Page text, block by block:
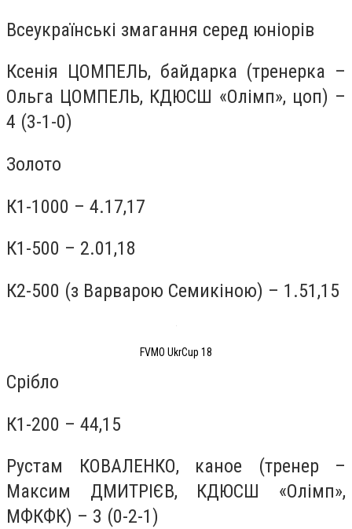
Всеукраїнські змагання серед юніорів
Ксенія ЦОМПЕЛЬ, байдарка (тренерка –
Ольга ЦОМПЕЛЬ, КДЮСШ «Олімп», цоп) –
4 (3-1-0)
Золото
К1-1000 – 4.17,17
К1-500 – 2.01,18
К2-500 (з Варварою Семикіною) – 1.51,15
FVMO UkrCup 18
Срібло
К1-200 – 44,15
Рустам КОВАЛЕНКО, каное (тренер –
Максим ДМИТРІЄВ, КДЮСШ «Олімп»,
МФКФК) – 3 (0-2-1)